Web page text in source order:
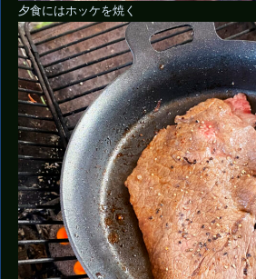
夕食にはホッケを焼く